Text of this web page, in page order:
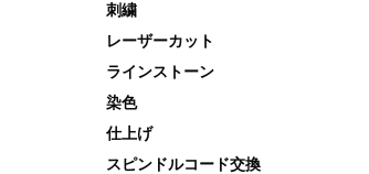
刺繍
レーザーカット
ラインストーン
染色
仕上げ
スピンドルコード交換